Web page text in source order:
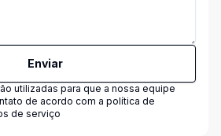
Enviar
utilizadas para que a nossa equipe
de acordo com a política de
de serviço